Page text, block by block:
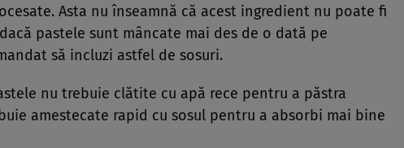
Asta nu înseamnă că acest ingredient nu poate fi
pastele sunt mâncate mai des de o dată pe
să incluzi astfel de sosuri.
nu trebuie clătite cu apă rece pentru a păstra
amestecate rapid cu sosul pentru a absorbi mai bine